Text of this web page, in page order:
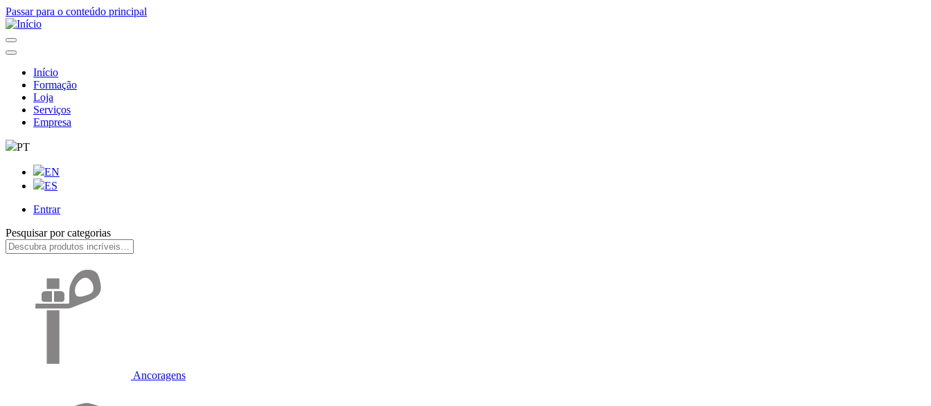
Passar para o conteúdo principal
Navegação
principal
Início
Formação
Loja
Serviços
Empresa
PT
EN
ES
account
menu
Entrar
Pesquisar por categorias
Ancoragens